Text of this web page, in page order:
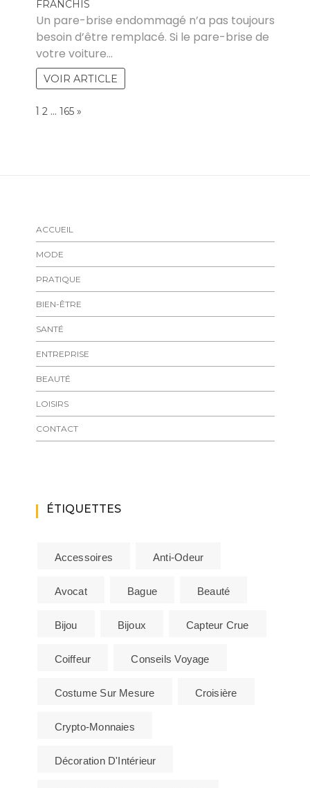
Un pare-brise endommagé n’a pas toujours
besoin d’être remplacé. Si le pare-brise de
votre voiture…
VOIR ARTICLE
Page:
1 2 … 165 NEXT
»
ACCUEIL
MODE
PRATIQUE
BIEN-ÊTRE
SANTÉ
ENTREPRISE
BEAUTÉ
LOISIRS
CONTACT
ÉTIQUETTES
Accessoires Anti-Odeur
Avocat Bague Beauté
Bijou Bijoux Capteur Crue
Coiffeur Conseils Voyage
Costume Sur Mesure Croisière
Crypto-Monnaies
Décoration D'Intérieur